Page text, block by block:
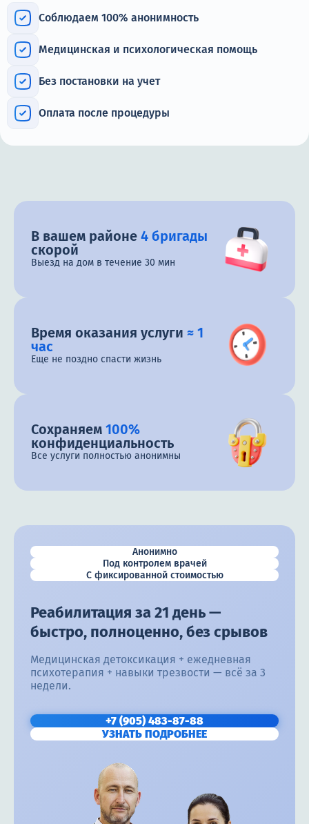
Соблюдаем 100% анонимность
Медицинская и психологическая помощь
Без постановки на учет
Оплата после процедуры
В вашем районе 4 бригады
скорой
Выезд на дом в течение 30 мин
Время оказания услуги ≈ 1
час
Еще не поздно спасти жизнь
Сохраняем 100%
конфиденциальность
Все услуги полностью анонимны
Анонимно
Под контролем врачей
С фиксированной стоимостью
Реабилитация за 21 день —
быстро, полноценно, без срывов
Медицинская детоксикация + ежедневная
психотерапия + навыки трезвости — всё за 3
недели.
+7 (905) 483-87-88
УЗНАТЬ ПОДРОБНЕЕ